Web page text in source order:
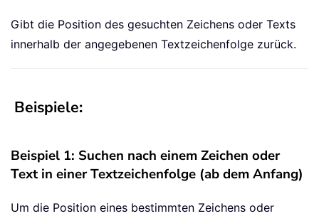
Gibt die Position des gesuchten Zeichens oder Texts
innerhalb der angegebenen Textzeichenfolge zurück.
Beispiele:
Beispiel 1: Suchen nach einem Zeichen oder
Text in einer Textzeichenfolge (ab dem Anfang)
Um die Position eines bestimmten Zeichens oder